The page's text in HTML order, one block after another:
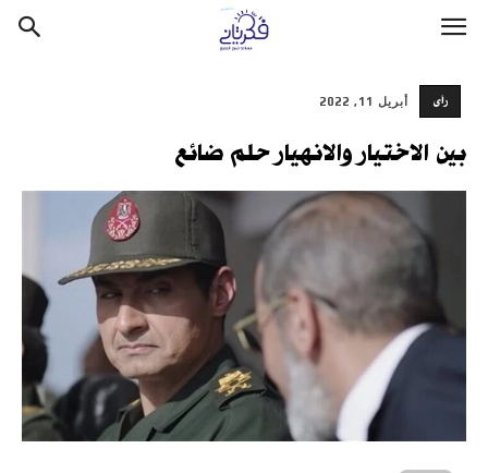
رأى أبريل 11, 2022
بين الاختيار والانهيار حلم ضائع